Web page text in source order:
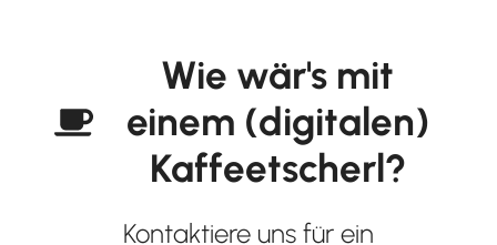
Wie wär's mit
einem (digitalen)
Kaffeetscherl?
Kontaktiere uns für ein